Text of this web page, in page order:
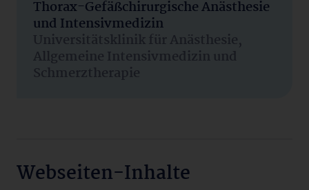
Thorax-Gefäßchirurgische Anästhesie
und Intensivmedizin
Universitätsklinik für Anästhesie,
Allgemeine Intensivmedizin und
Schmerztherapie
Webseiten-Inhalte